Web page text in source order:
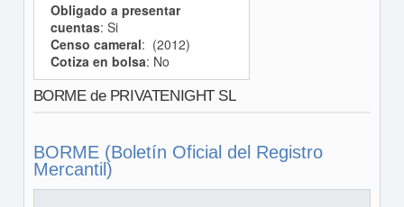
Obligado a presentar
cuentas: Si
Censo cameral: (2012)
Cotiza en bolsa: No
BORME de PRIVATENIGHT SL
BORME (Boletín Oficial del Registro
Mercantil)